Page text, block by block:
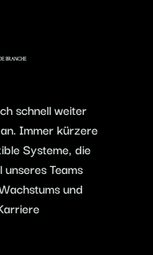
schnell weiter
Immer kürzere
Systeme, die
Teams
und
BRANCHE